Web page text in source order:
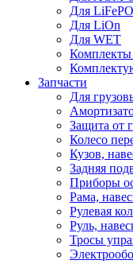
Для
Для LiOn
Для WET
Комплекты
Запчасти
Для
Защита от
Колесо
Кузов,
Задняя
Приборы
Рама,
Рулевая
Руль,
Тросы